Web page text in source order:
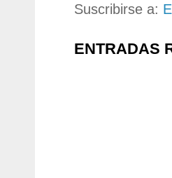
Suscribirse a:
ENTRADAS